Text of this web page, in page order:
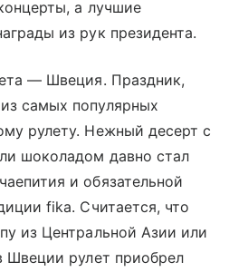
а лучшие
из рук президента.
— Швеция. Праздник,
самых популярных
рулету. Нежный десерт с
шоколадом давно стал
и обязательной
fika. Считается, что
из Центральной Азии или
Швеции рулет приобрел